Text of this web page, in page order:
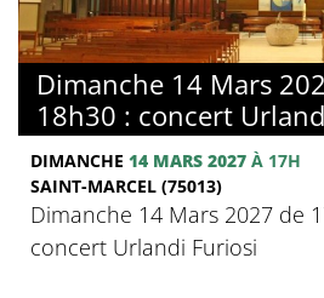
Dimanche 14 Mars
18h30 : concert
DIMANCHE 14 MARS 2027 À 17H
SAINT-MARCEL (75013)
Dimanche 14 Mars 2027 de
concert Urlandi Furiosi